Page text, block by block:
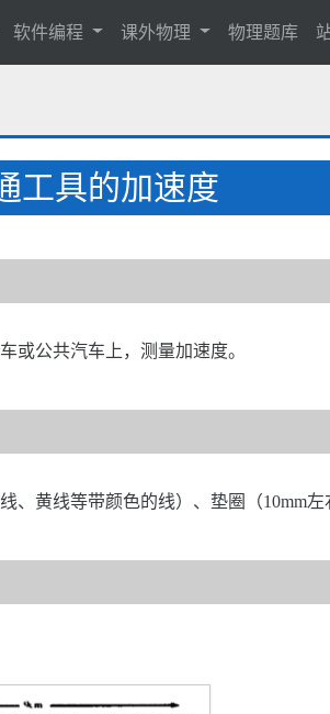
软件编程 课外物理 物理题库
工具的加速度
或公共汽车上，测量加速度。
黄线等带颜色的线）、垫圈（10mm左